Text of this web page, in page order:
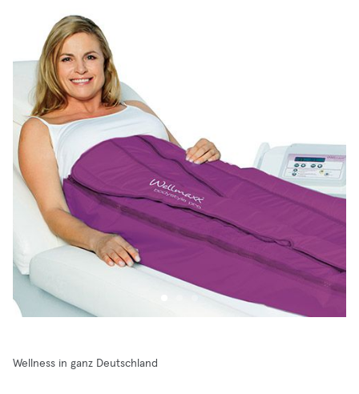
Wellness in ganz Deutschland